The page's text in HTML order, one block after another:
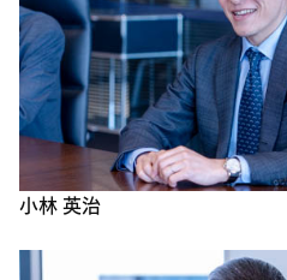
小林 英治